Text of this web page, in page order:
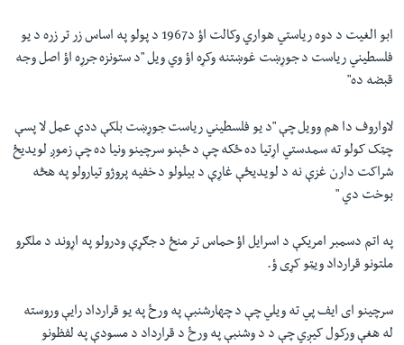
ابو الغیت د دوه ریاستي هواري وکالت اؤ د1967 د پولو په اساس زر تر زره د یو
فلسطیني ریاست د جوړښت غوښتنه وکړه اؤ وي ویل "د ستونزه جرړه اؤ اصل وجه
قبضه ده"
لاواروف دا هم وویل چې "د یو فلسطیني ریاست جوړښت بلکې ددې عمل لا پسې
چټک کولو ته سمدستي اړتیا ده ځکه چې د ځېنو سرچینو ونیا ده چې زموږ لویدیځ
شراکت دارن غزې نه د لویدیځې غاړې د بیلولو د خفیه پروژو تیارولو په هڅه
بوخت دي"
په اتم دسمبر امریکې د اسرایل اؤ حماس تر منځ د جګړې ودرولو په اړوند د ملګرو
ملتونو قرارداد ویټو کړی ؤ.
سرچینو ای ایف پي ته ویلي چې د چهارشنبې په ورځ په یو قرارداد رایې وروسته
له هغې ورکول کیږي چې د د وشنبې په ورځ د قرارداد د مسودې په لفظونو